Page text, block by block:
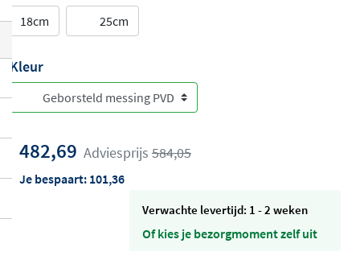
18cm 25cm
Kleur
482,69 Adviesprijs 584,05
Je bespaart: 101,36
Verwachte levertijd: 1 - 2 weken
Of kies je bezorgmoment zelf uit